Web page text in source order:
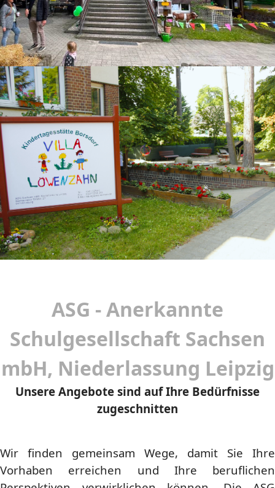
ASG - Anerkannte
Schulgesellschaft Sachsen
mbH, Niederlassung Leipzig
Unsere Angebote sind auf Ihre Bedürfnisse
zugeschnitten
Wir finden gemeinsam Wege, damit Sie Ihre
Vorhaben erreichen und Ihre beruflichen